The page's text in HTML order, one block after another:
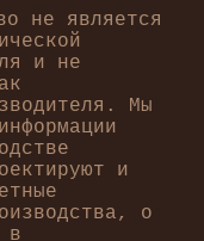
не является
и не
Мы
и
о
в